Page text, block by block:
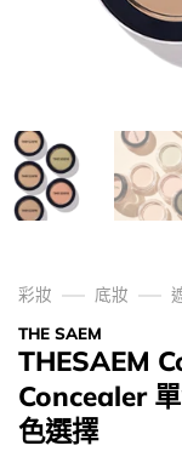
彩妝 底妝
THE SAEM
THESAEM
Concealer
色選擇